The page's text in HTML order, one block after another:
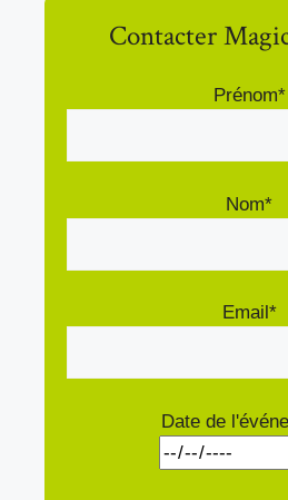
Contacter
Prénom*
Nom*
Email*
Date de